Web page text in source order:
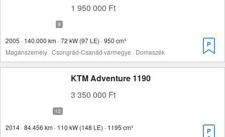
1 950 000 Ft
2005 · 140.000 km · 72 kW (97 LE) · 950 cm³
Magánszemély · Csongrád-Csanád vármegye · Domaszék
KTM Adventure 1190
3 350 000 Ft
2014 · 84.456 km · 110 kW (148 LE) · 1195 cm³